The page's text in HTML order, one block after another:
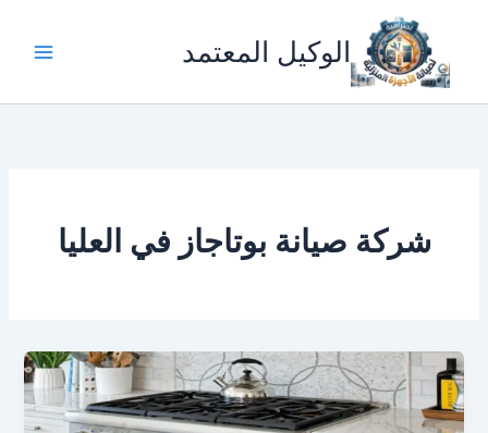
المحتوى
الوكيل المعتمد
شركة صيانة بوتاجاز في العليا